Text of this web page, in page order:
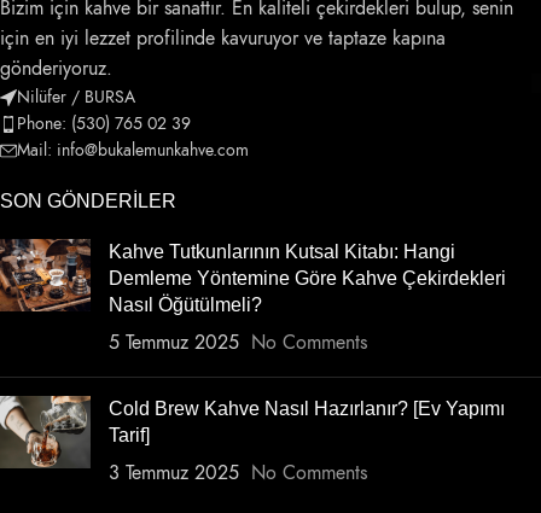
Bizim için kahve bir sanattır. En kaliteli çekirdekleri bulup, senin
için en iyi lezzet profilinde kavuruyor ve taptaze kapına
gönderiyoruz.
Nilüfer / BURSA
Phone: (530) 765 02 39
Mail: info@bukalemunkahve.com
SON GÖNDERILER
Kahve Tutkunlarının Kutsal Kitabı: Hangi
Demleme Yöntemine Göre Kahve Çekirdekleri
Nasıl Öğütülmeli?
5 Temmuz 2025 No Comments
Cold Brew Kahve Nasıl Hazırlanır? [Ev Yapımı
Tarif]
3 Temmuz 2025 No Comments